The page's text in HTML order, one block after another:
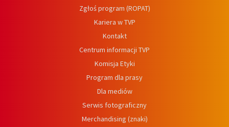
Zgłoś program (ROPAT)
Kariera w TVP
Kontakt
Centrum informacji TVP
Komisja Etyki
Program dla prasy
Dla mediów
Serwis fotograficzny
Merchandising (znaki)